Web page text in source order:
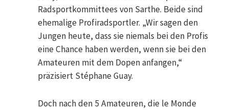
Radsportkommittees von Sarthe. Beide sind
ehemalige Profiradsportler. „Wir sagen den
Jungen heute, dass sie niemals bei den Profis
eine Chance haben werden, wenn sie bei den
Amateuren mit dem Dopen anfangen,“
präzisiert Stéphane Guay.
Doch nach den 5 Amateuren, die le Monde